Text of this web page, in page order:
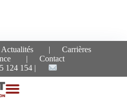
Actualités
Carrières
Contact
124 154
pour le mot-